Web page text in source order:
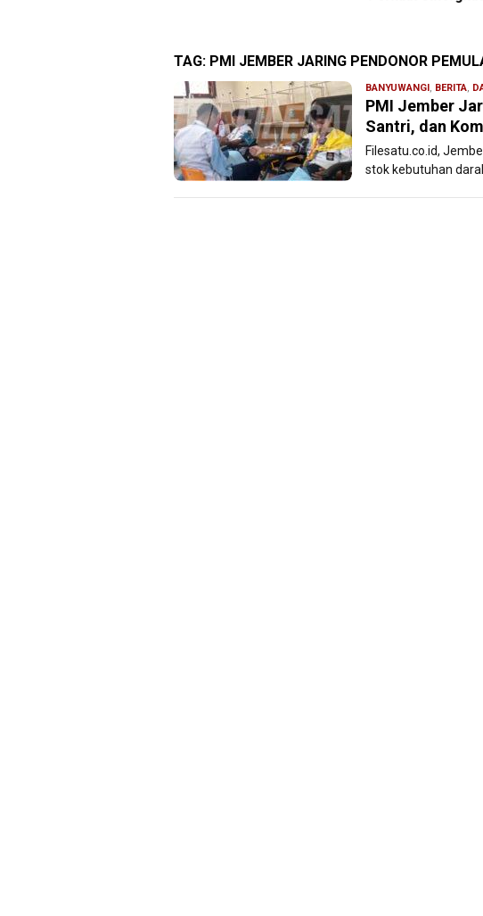
TAG: PMI JEMBER JARING PENDONOR
BANYUWANGI , BERITA,
PMI Jember
Santri, dan
Filesatu.co.id,
stok kebutuhan